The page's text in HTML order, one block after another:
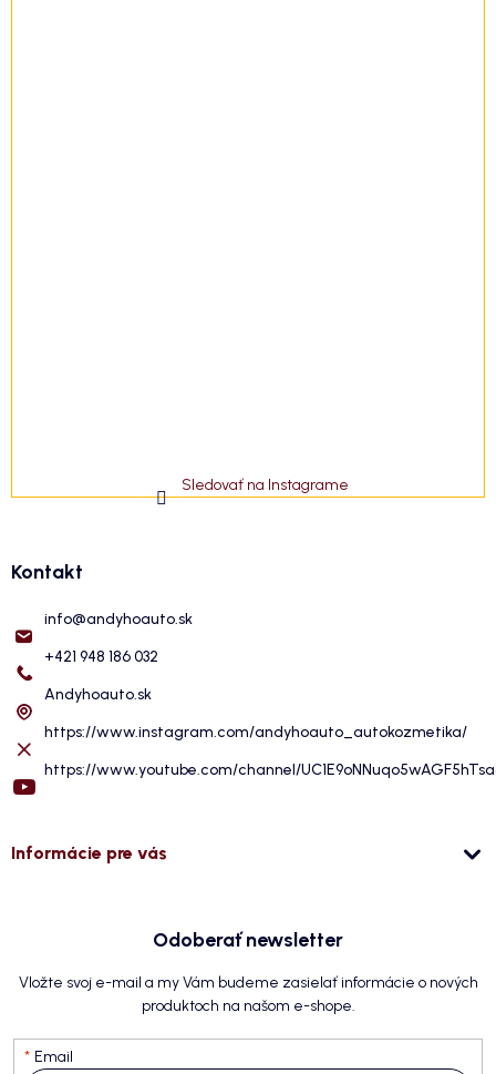
Sledovať na Instagrame
Kontakt
info@andyhoauto.sk
+421 948 186 032
Andyhoauto.sk
https://www.instagram.com/andyhoauto_autokozmetika/
https://www.youtube.com/channel/
Informácie pre vás
Odoberať newsletter
Vložte svoj e-mail a my Vám budeme zasielať informácie o nových
produktoch na našom e-shope.
Email